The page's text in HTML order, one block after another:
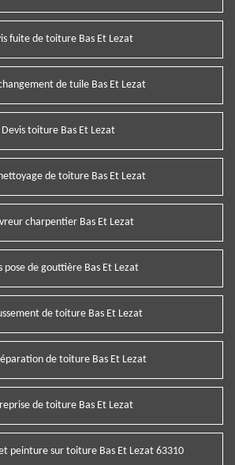
fuite de toiture Bas Et Lezat
de tuile Bas Et Lezat
Devis toiture Bas Et Lezat
de toiture Bas Et Lezat
charpentier Bas Et Lezat
pose de gouttière Bas Et Lezat
de toiture Bas Et Lezat
de toiture Bas Et Lezat
de toiture Bas Et Lezat
peinture sur toiture Bas Et Lezat 63310